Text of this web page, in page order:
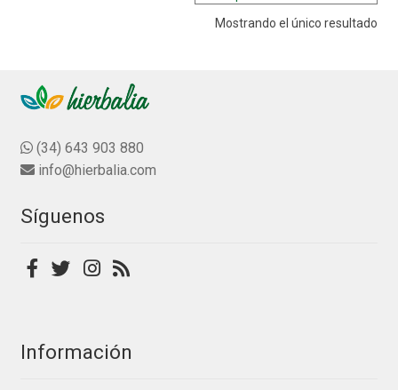
producto
tieneMostrando el único resultado
(34) 643 903 880
info@hierbalia.com
Síguenos
Información